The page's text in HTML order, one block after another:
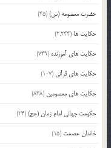
حضرت معصومه (س)(45)
حکایت ها (2,244)
حکایت های آموزنده (749)
حکایت های قرآنی (107)
حکایت های معصومین (838)
حکومت جهانی امام زمان (عج)(24)
خاندان عصمت (15)